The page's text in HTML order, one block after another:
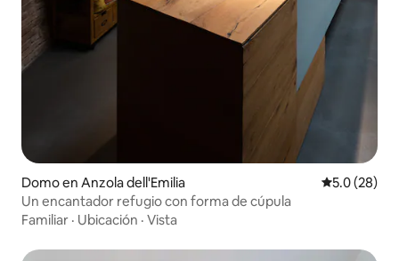
Domo en Anzola dell'Emilia Calificación
5.0 (28)
Un encantador refugio con forma de cúpula
Familiar · Ubicación · Vista